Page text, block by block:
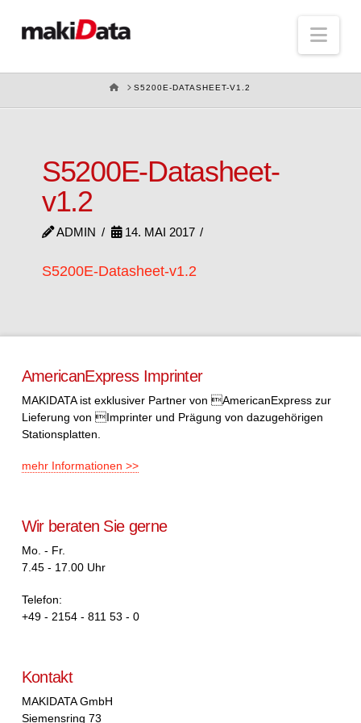
HOMES5200E-DATASHEET-V1.2
S5200E-Datasheet-
v1.2
ADMIN 14. MAI 2017
S5200E-Datasheet-v1.2
AmericanExpress Imprinter
MAKIDATA ist exklusiver Partner von AmericanExpress zur
Lieferung von Imprinter und Prägung von dazugehörigen
Stationsplatten.
mehr Informationen >>
Wir beraten Sie gerne
Mo. - Fr.
7.45 - 17.00 Uhr
Telefon:
+49 - 2154 - 811 53 - 0
Kontakt
MAKIDATA GmbH
Siemensring 73